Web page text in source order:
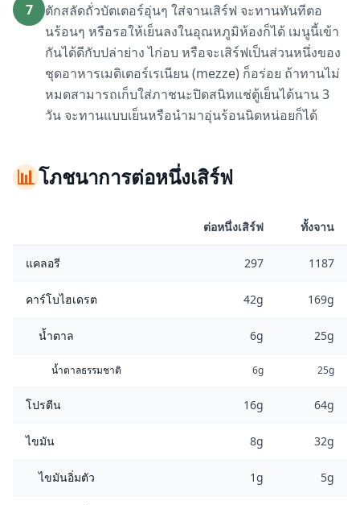
7
ตักสลัดถั่วบัตเตอร์อุ่นๆ ใส่จานเสิร์ฟ จะทานทันทีตอ
นร้อนๆ หรือรอให้เย็นลงในอุณหภูมิห้องก็ได้ เมนูนี้เข้า
กันได้ดีกับปล่าย่าง ไก่อบ หรือจะเสิร์ฟเป็นส่วนหนึ่งของ
ชุดอาหารเมดิเตอร์เรเนียน (mezze) ก็อร่อย ถ้าทานไม่
หมดสามารถเก็บใส่ภาชนะปิดสนิทแช่ตู้เย็นได้นาน 3
วัน จะทานแบบเย็นหรือนำมาอุ่นร้อนนิดหน่อยก็ได้
📊โภชนาการต่อหนึ่งเสิร์ฟ
ต่อหนึ่งเสิร์ฟ ทั้งจาน
แคลอรี 297 1187
คาร์โบไฮเดรต 42g 169g
น้ำตาล 6g 25g
น้ำตาลธรรมชาติ 6g 25g
โปรตีน 16g 64g
ไขมัน 8g 32g
ไขมันอิ่มตัว 1g 5g